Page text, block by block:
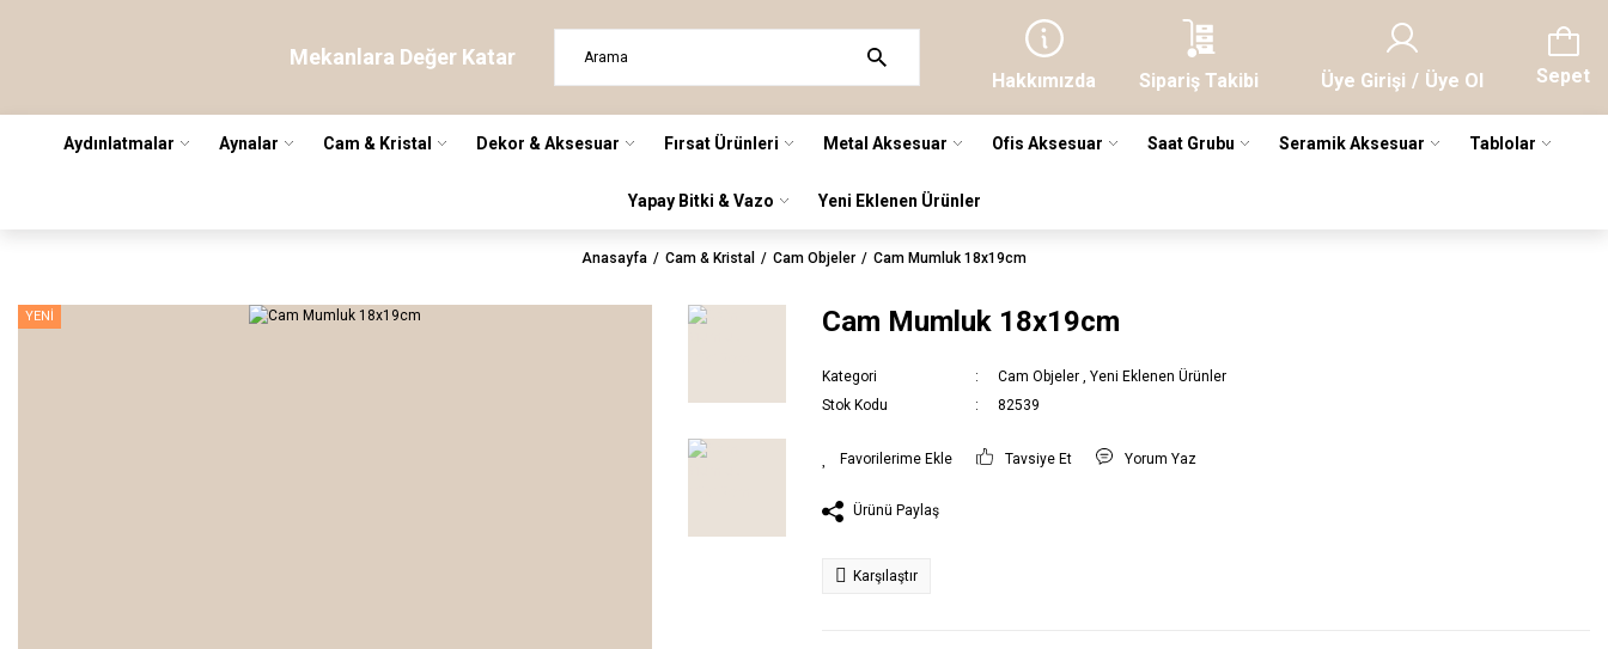
Mekanlara Değer Katar
Hakkımızda Sipariş Takibi Üye Girişi / Üye Ol Sepet
Aydınlatmalar Aynalar Cam & Kristal Dekor & Aksesuar Fırsat Ürünleri Metal Aksesuar Ofis Aksesuar Saat Grubu Seramik Aksesuar Tablolar
Yapay Bitki & Vazo Yeni Eklenen Ürünler
Anasayfa Cam & Kristal Cam Objeler Cam Mumluk 18x19cm
YENİ Cam Mumluk 18x19cm
Kategori Cam Objeler ,Yeni Eklenen Ürünler
Stok Kodu
82539
Tavsiye Et Yorum Yaz
Ürünü Paylaş
Karşılaştır